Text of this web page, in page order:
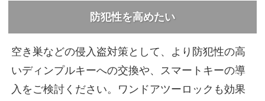
防犯性を高めたい
空き巣などの侵入盗対策として、より防犯性の高
いディンプルキーへの交換や、スマートキーの導
入をご検討ください。ワンドアツーロックも効果